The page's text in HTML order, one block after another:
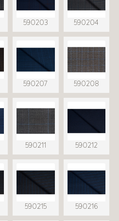
590203 590204
590207 590208
590211 590212
590215 590216